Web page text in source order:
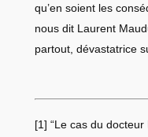
qu’en soient les
nous dit Laurent
partout, dévastatrice
[1] “Le cas du